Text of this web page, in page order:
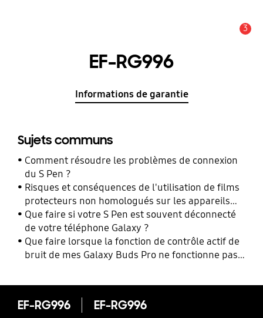
3
EF-RG996
Informations de garantie
Sujets communs
Comment résoudre les problèmes de connexion
du S Pen ?
Risques et conséquences de l'utilisation de films
protecteurs non homologués sur les appareils
mobiles Samsung Galaxy
Que faire si votre S Pen est souvent déconnecté
de votre téléphone Galaxy ?
Que faire lorsque la fonction de contrôle actif de
bruit de mes Galaxy Buds Pro ne fonctionne pas
EF-RG996 EF-RG996